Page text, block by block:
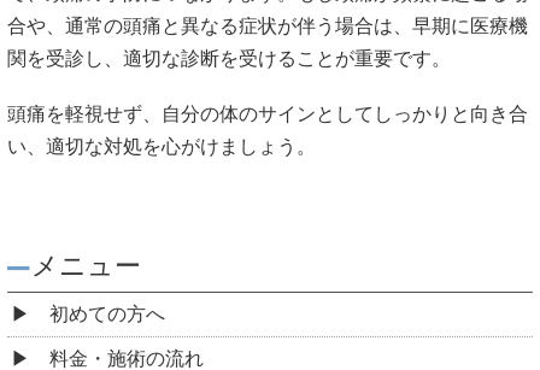
合や、通常の頭痛と異なる症状が伴う場合は、早期に医療機
関を受診し、適切な診断を受けることが重要です。
頭痛を軽視せず、自分の体のサインとしてしっかりと向き合
い、適切な対処を心がけましょう。
メニュー
初めての方へ
料金・施術の流れ